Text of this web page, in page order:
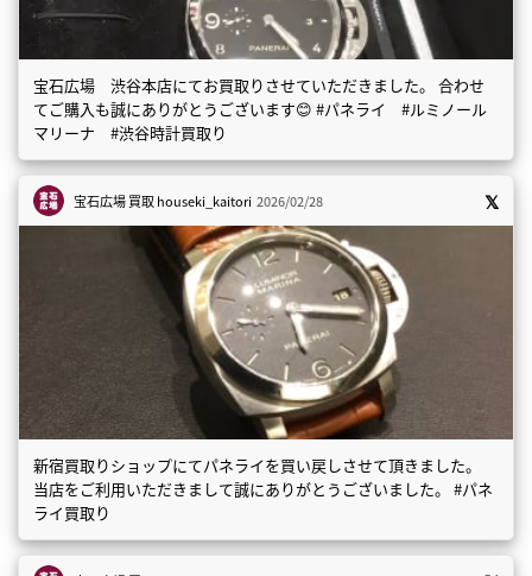
宝石広場 渋谷本店にてお買取りさせていただきました。 合わせ
てご購入も誠にありがとうございます😊 #パネライ #ルミノール
マリーナ #渋谷時計買取り
宝石広場 買取houseki_kaitori 2026/02/28
新宿買取りショップにてパネライを買い戻しさせて頂きました。
当店をご利用いただきまして誠にありがとうございました。 #パネ
ライ買取り